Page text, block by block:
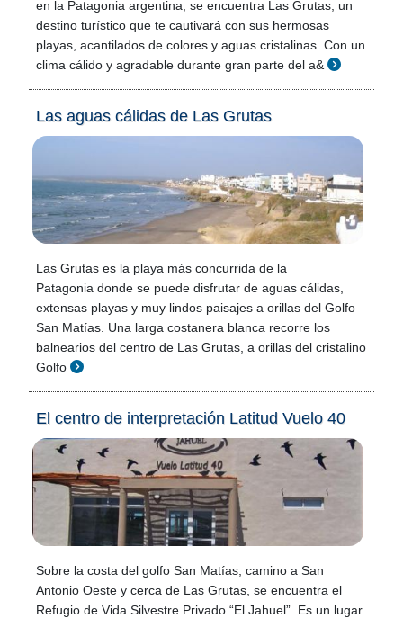
en la Patagonia argentina, se encuentra Las Grutas, un
destino turístico que te cautivará con sus hermosas
playas, acantilados de colores y aguas cristalinas. Con un
clima cálido y agradable durante gran parte del a&
Las aguas cálidas de Las Grutas
Las Grutas es la playa más concurrida de la
Patagonia donde se puede disfrutar de aguas cálidas,
extensas playas y muy lindos paisajes a orillas del Golfo
San Matías. Una larga costanera blanca recorre los
balnearios del centro de Las Grutas, a orillas del cristalino
Golfo
El centro de interpretación Latitud Vuelo 40
Sobre la costa del golfo San Matías, camino a San
Antonio Oeste y cerca de Las Grutas, se encuentra el
Refugio de Vida Silvestre Privado “El Jahuel”. Es un lugar